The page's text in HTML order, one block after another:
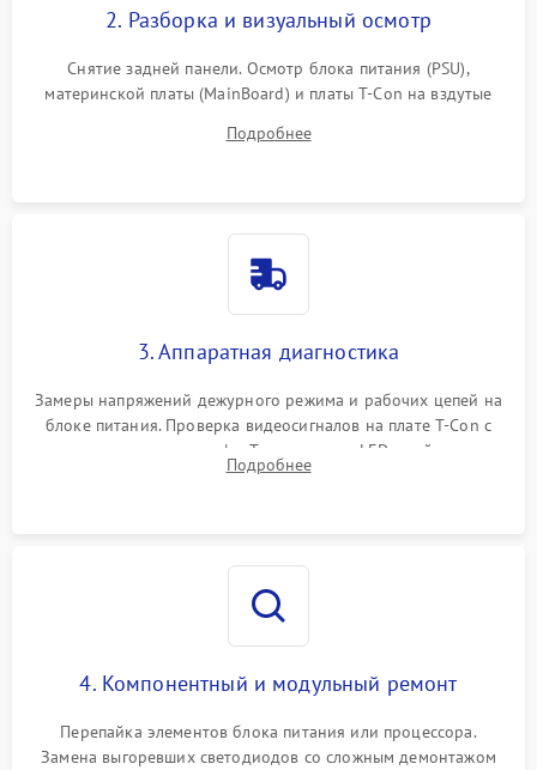
2. Разборка и визуальный осмотр
Снятие задней панели. Осмотр блока питания (PSU),
материнской платы (MainBoard) и платы T-Con на вздутые
Проверка надежности фиксации и целостности шлейфов.
Подробнее
3. Аппаратная диагностика
Замеры напряжений дежурного режима и рабочих цепей на
блоке питания. Проверка видеосигналов на плате T-Con с
помощью осциллографа. Тестирование LED-драйвера и
светодиодных планок подсветки мультиметром.
Подробнее
4. Компонентный и модульный ремонт
Перепайка элементов блока питания или процессора.
Замена выгоревших светодиодов со сложным демонтажом